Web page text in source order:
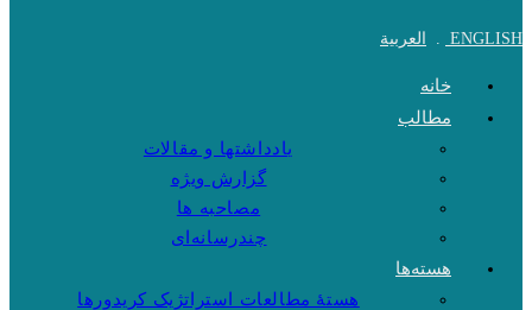
ENGLISH
. العربية
خانه
مطالب
یادداشتها و مقالات
گزارش ویژه
مصاحبه ها
چندرسانه‌ای
هسته‌ها
هستهٔ مطالعات استراتژیک کریدورها